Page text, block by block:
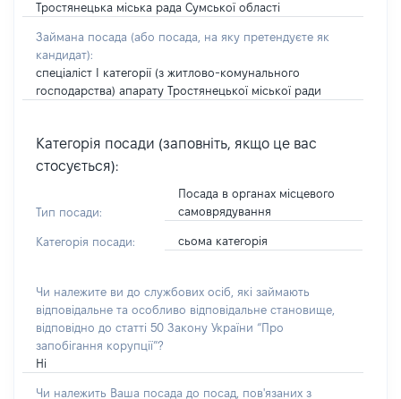
Тростянецька міська рада Сумської області
Займана посада (або посада, на яку претендуєте як
кандидат):
спеціаліст І категорії (з житлово-комунального
господарства) апарату Тростянецької міської ради
Категорія посади (заповніть, якщо це вас
стосується):
Тип посади:
Посада в органах місцевого
самоврядування
Категорія посади: сьома категорія
Чи належите ви до службових осіб, які займають
відповідальне та особливо відповідальне становище,
відповідно до статті 50 Закону України “Про
запобігання корупції”?
Ні
Чи належить Ваша посада до посад, пов'язаних з